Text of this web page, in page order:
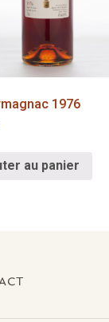
1976
au panier